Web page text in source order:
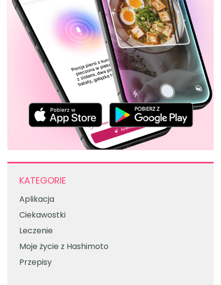
KATEGORIE
Aplikacja
Ciekawostki
Leczenie
Moje życie z Hashimoto
Przepisy